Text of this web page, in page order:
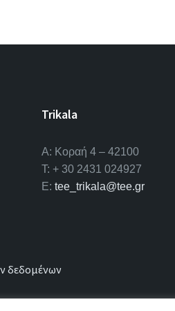
Trikala
Α: Κοραή 4 – 42100
T: + 30 2431 024927
E:tee_trikala@tee.gr
δεδομένων